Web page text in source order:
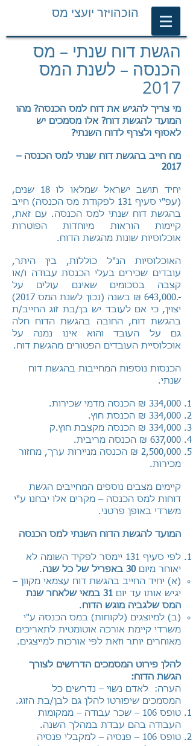
הוכהויזר יועצי מס
הגשת דוח שנתי – מס
הכנסה – לשנת המס
2017
מי צריך להגיש את דוח למס הכנסה? מהו
המועד להגשת דוח? אלו מסמכים יש
לאסוף ולצרף לדוח השנתי?
מח חייב בהגשת דוח שנתי למס הכנסה –
2017
יחיד תושב ישראל שמלאו לו 18 שנים,
(עפ"י סעיף 131 לפקודת מס הכנסה) חייב
בהגשת דוח שנתי למס הכנסה. עם זאת,
קיימות הוראות מיוחדות הפוטרות
אוכלוסיות שונות מהגשת הדוח.
האוכלוסיות הנ"ל כוללות, בין היתר,
עובדים שכירים בעלי הכנסת עבודה ו/או
קצבה בסכומים שאינם עולים על
-.643,000 ₪ בשנה (נכון לשנת המס 2017)
יצוין, כי אם לעובד יש בן/בת זוג החייב/ת
בהגשת דוח, החובה בהגשת הדוח חלה
גם על העובד והוא אינו נמנה על
אוכלוסיית העובדים הפטורים מהגשת דוח.
הכנסות נוספות המחייבות בהגשת דוח
שנתי.
334,000 ₪ הכנסה מדמי שכירות.
334,000 ₪ הכנסת חוץ.
334,000 ₪ הכנסה מקצבת חוץ.ק
637,000 ₪ הכנסה מריבית.
2,500,000 ₪ הכנסה מניירות ערך, מחזור
מכירות.
קיימים מצבים נוספים המחייבים הגשת
דוחות למס הכנסה – מקרים אלו יבחנו ע"י
משרדי באופן פרטני.
המועד להגשת הדוח השנתי למס הכנסה
לפי סעיף 131 יימסר לפקיד השומה לא
יאוחר מיום30 באפריל של כל שנה
.
(א) יחיד החייב בהגשת דוח עצמאי מקוון –
יגיש אותו עד יום
31 במאי שלאחר שנת
המס שלגביה מוגש הדוח.
(ב) למיוצגים (לקוחות) במס הכנסה ע"י
משרדי קיימת אורכה אוטומטית לתאריכים
מאוחרים יותר וזאת לפי אורכות למייצגים.
להלן פירוט המסמכים הדרושים לצורך
הגשת הדוח:
הערה: לאדם נשוי – נדרשים כל
המסמכים שיפורטו להלן גם לבן/בת הזוג.
טופס 106 – שכר עבודה – ממקומות
העבודה בהם עבדת במהלך השנה.
טופס 106 – פנסיה – למקבלי פנסיה